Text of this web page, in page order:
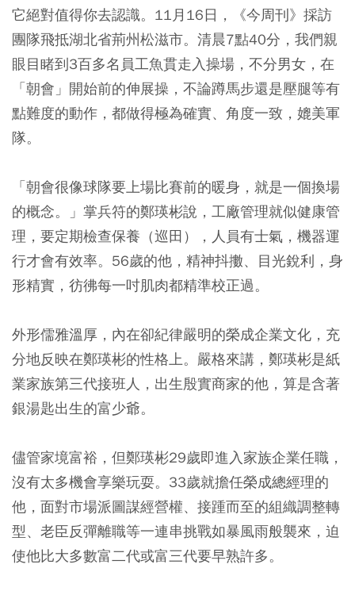
它絕對值得你去認識。11月16日，《今周刊》採訪
團隊飛抵湖北省荊州松滋市。清晨7點40分，我們親
眼目睹到3百多名員工魚貫走入操場，不分男女，在
「朝會」開始前的伸展操，不論蹲馬步還是壓腿等有
點難度的動作，都做得極為確實、角度一致，媲美軍
隊。
「朝會很像球隊要上場比賽前的暖身，就是一個換場
的概念。」掌兵符的鄭瑛彬說，工廠管理就似健康管
理，要定期檢查保養（巡田），人員有士氣，機器運
行才會有效率。56歲的他，精神抖擻、目光銳利，身
形精實，彷彿每一吋肌肉都精準校正過。
外形儒雅溫厚，內在卻紀律嚴明的榮成企業文化，充
分地反映在鄭瑛彬的性格上。嚴格來講，鄭瑛彬是紙
業家族第三代接班人，出生殷實商家的他，算是含著
銀湯匙出生的富少爺。
儘管家境富裕，但鄭瑛彬29歲即進入家族企業任職，
沒有太多機會享樂玩耍。33歲就擔任榮成總經理的
他，面對市場派圖謀經營權、接踵而至的組織調整轉
型、老臣反彈離職等一連串挑戰如暴風雨般襲來，迫
使他比大多數富二代或富三代要早熟許多。